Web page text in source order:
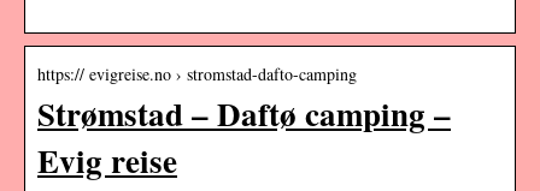
https:// evigreise.no › stromstad-dafto-camping
Strømstad – Daftø camping –
Evig reise